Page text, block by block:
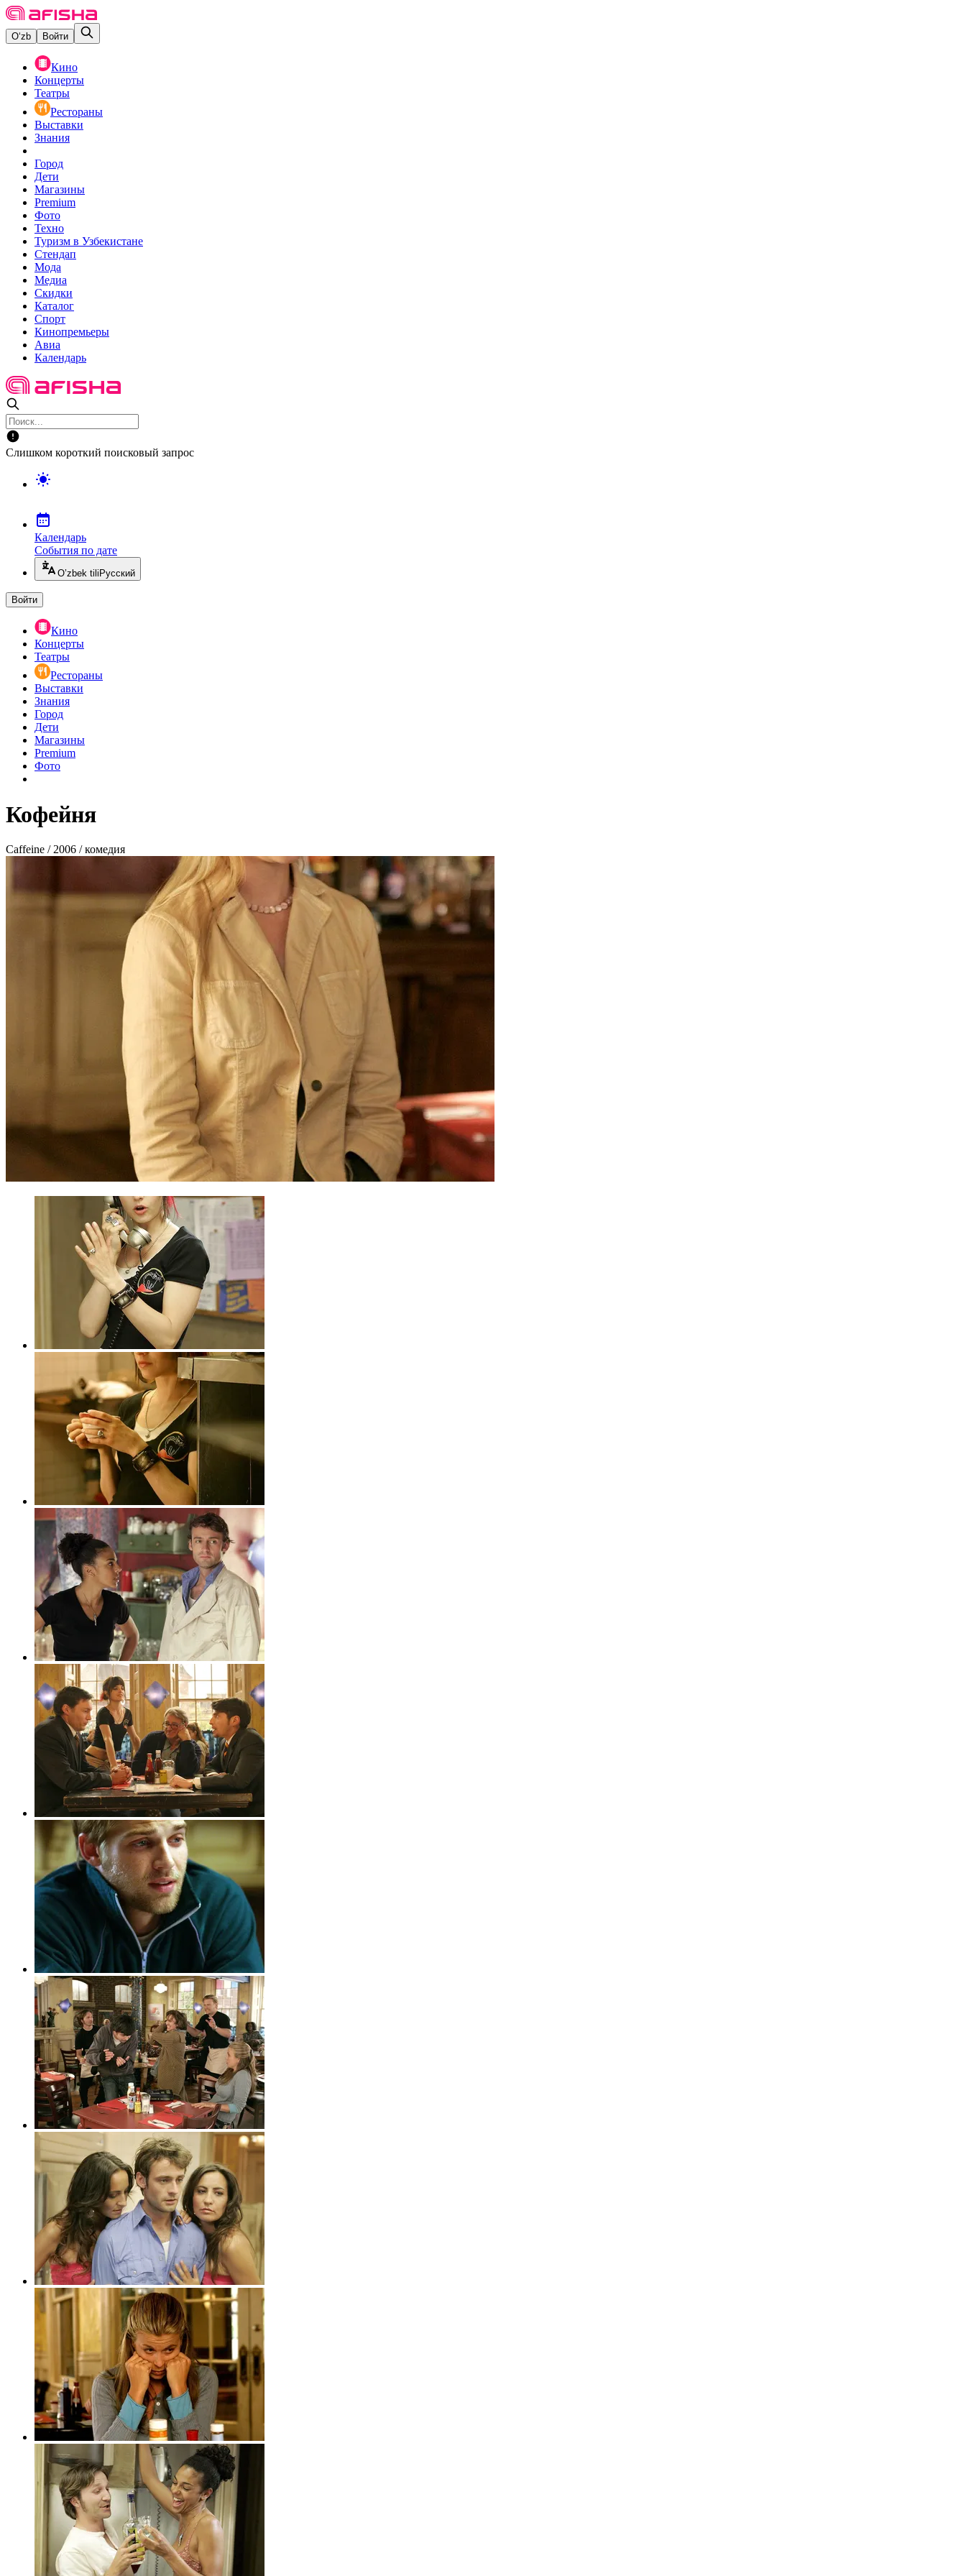
O‘zb Войти
Кино
Концерты
Театры
Рестораны
Выставки
Знания
Город
Дети
Магазины
Premium
Фото
Техно
Туризм в Узбекистане
Стендап
Мода
Медиа
Скидки
Каталог
Спорт
Кинопремьеры
Авиа
Календарь
Слишком короткий поисковый запрос
Календарь
События по дате
O’zbek tili Русский
Войти
Кино
Концерты
Театры
Рестораны
Выставки
Знания
Город
Дети
Магазины
Premium
Фото
Кофейня
Caffeine / 2006 / комедия